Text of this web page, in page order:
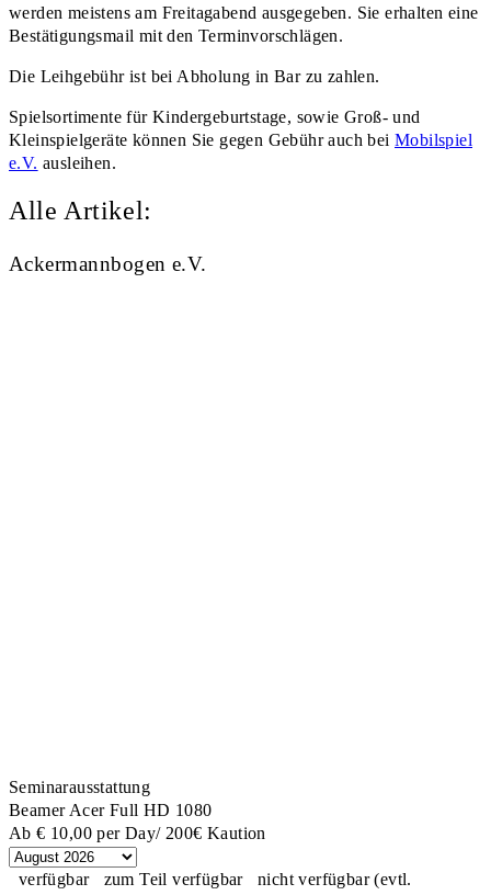
werden meistens am Freitagabend ausgegeben. Sie erhalten eine
Bestätigungsmail mit den Terminvorschlägen.
Die Leihgebühr ist bei Abholung in Bar zu zahlen.
Spielsortimente für Kindergeburtstage, sowie Groß- und
Kleinspielgeräte können Sie gegen Gebühr auch bei Mobilspiel
e.V. ausleihen.
Alle Artikel:
Ackermannbogen e.V.
Seminarausstattung
Beamer Acer Full HD 1080
Ab € 10,00 per Day/ 200€ Kaution
verfügbar zum Teil verfügbar
nicht verfügbar (evtl.